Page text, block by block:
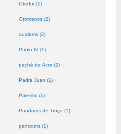
Oterfut (1)
Otomanos (2)
oualems (2)
Pablo IV (1)
pachá de Acre (2)
Padre Juan (1)
Palermo (1)
Pandarus de Troya (1)
pantouns (1)